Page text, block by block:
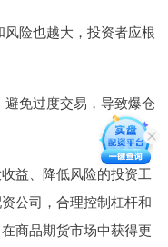
险也越大，投资者应根
免过度交易，导致爆仓
益、降低风险的投资工
公司，合理控制杠杆和
商品期货市场中获得更